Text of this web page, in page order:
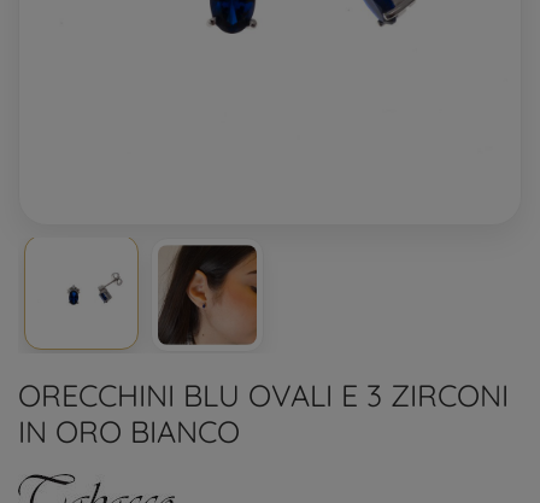
ORECCHINI BLU OVALI E 3 ZIRCONI
IN ORO BIANCO